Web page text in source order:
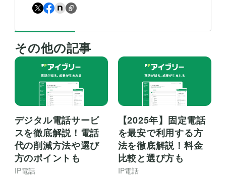
その他の記事
デジタル電話サービ
スを徹底解説！電話
代の削減方法や選び
方のポイントも
IP電話
【2025年】固定電話
を最安で利用する方
法を徹底解説！料金
比較と選び方も
IP電話